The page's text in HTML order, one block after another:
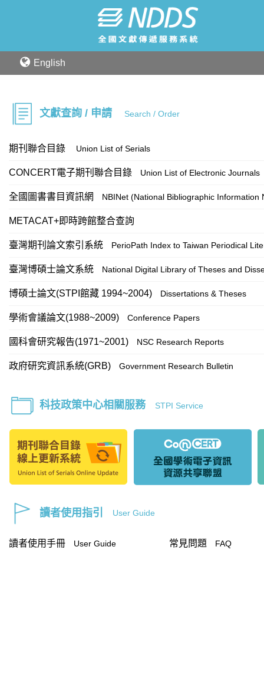
English
文獻查詢 / 申請 Search / Order
期刊聯合目錄 Union List of Serials
CONCERT電子期刊聯合目錄 Union List of Electronic Journals
全國圖書書目資訊網 NBINet (National Bibliographic Information
METACAT+即時跨館整合查詢
臺灣期刊論文索引系統 PerioPath Index to Taiwan Periodical
臺灣博碩士論文系統 National Digital Library of Theses and
博碩士論文(STPI館藏 1994~2004) Dissertations & Theses
學術會議論文(1988~2009) Conference Papers
國科會研究報告(1971~2001) NSC Research Reports
政府研究資訊系統(GRB) Government Research Bulletin
科技政策中心相關服務 STPI Service
讀者使用指引 User Guide
讀者使用手冊 User Guide 常見問題 FAQ